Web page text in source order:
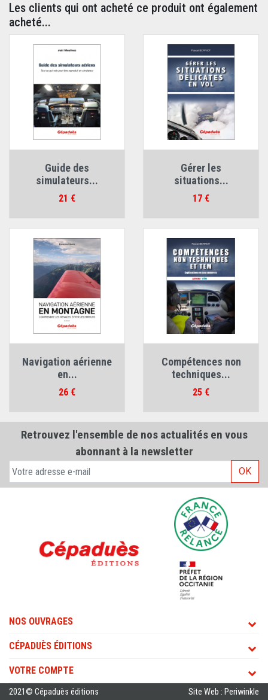
Les clients qui ont acheté ce produit ont également
acheté...
Guide des
simulateurs...
Prix
21 €
Gérer les
situations...
Prix
17 €
Navigation aérienne
en...
Prix
26 €
Compétences non
techniques...
Prix
25 €
Retrouvez l'ensemble de nos actualités en vous
abonnant à la newsletter
OK
NOS OUVRAGES
CÉPADUÈS ÉDITIONS
VOTRE COMPTE
2021© Cépaduès éditions Site Web : Periwinkle